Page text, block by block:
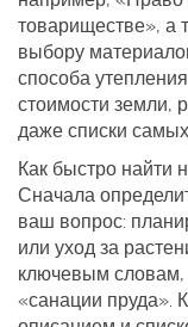
товариществе», а
выбору
способа
стоимости земли,
даже списки
Как быстро найти
Сначала
ваш вопрос:
или уход за
ключевым
«санации пруда».